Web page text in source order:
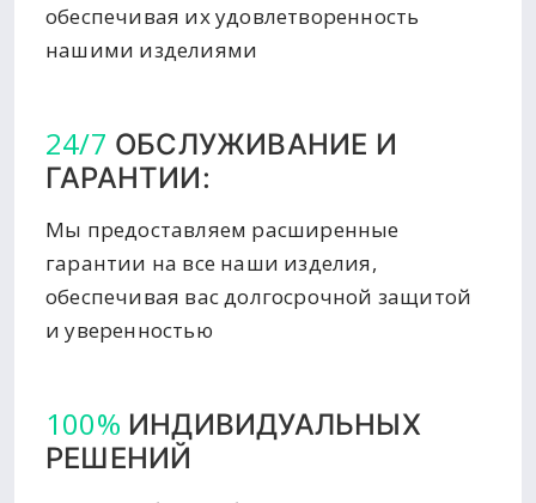
обеспечивая их удовлетворенность
нашими изделиями
24/7 ОБСЛУЖИВАНИЕ И
ГАРАНТИИ:
Мы предоставляем расширенные
гарантии на все наши изделия,
обеспечивая вас долгосрочной защитой
и уверенностью
100% ИНДИВИДУАЛЬНЫХ
РЕШЕНИЙ